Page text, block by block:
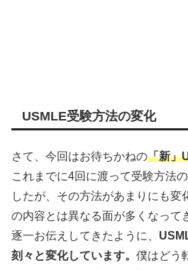
USMLE受験方法の変化
さて、今回はお待ちかねの「新」
これまでに4回に渡って受験方法
したが、その方法があまりにも変
の内容とは異なる面が多くなって
逐一お伝えしてきたように、
刻々と変化しています。 僕はどう